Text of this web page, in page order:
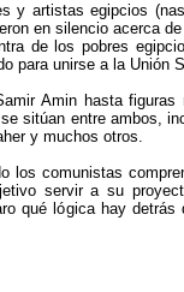
y artistas egipcios
en silencio acerca
de los pobres
para unirse a la Unión
Amin hasta figuras
sitúan entre ambos,
y muchos otros.
los comunistas
servir a su
qué lógica hay